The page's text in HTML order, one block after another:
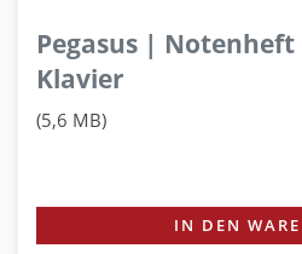
Pegasus | Notenheft
Klavier
(5,6 MB)
IN DEN